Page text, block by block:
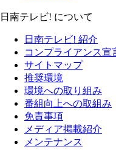
日南テレビ! について
日南テレビ! 紹介
コンプライアンス宣
サイトマップ
推奨環境
環境への取り組み
番組向上への取組み
免責事項
メディア掲載紹介
メンテナンス